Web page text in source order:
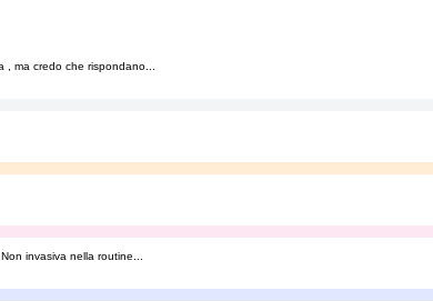
ma credo che rispondano...
invasiva nella routine...